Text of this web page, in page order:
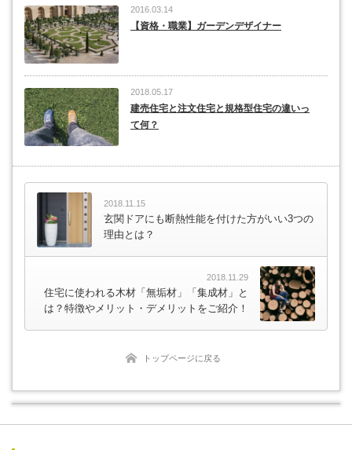
2016.03.14
【資格・職業】ガーデンデザイナー
2018.05.17
建売住宅と注文住宅と規格型住宅の違いっ
て何？
2018.11.15
玄関ドアにも断熱性能を付けた方がいい3つの
理由とは？
2018.11.29
住宅に使われる木材「無垢材」「集成材」と
は？特徴やメリット・デメリットをご紹介！
トップページに戻る